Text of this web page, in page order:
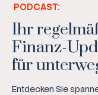
PODCAST:
Ihr
Finanz-
für
Entdecken Sie